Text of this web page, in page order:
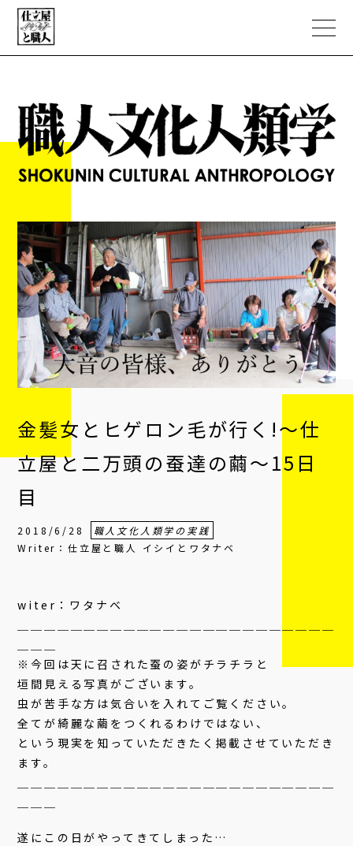
ABOUT
職人文化人類学
NEWS
EC STORE
CONTACT
金髪女とヒゲロン毛が行く!〜仕
立屋と二万頭の蚕達の繭〜15日
目
2018/6/28
職人文化人類学の実践
Writer：仕立屋と職人 イシイとワタナベ
witer：ワタナベ
※今回は天に召された蚕の姿がチラチラと
垣間見える写真がございます。
虫が苦手な方は気合いを入れてご覧ください。
全てが綺麗な繭をつくれるわけではない、
という現実を知っていただきたく掲載させていただき
ます。
遂にこの日がやってきてしまった…